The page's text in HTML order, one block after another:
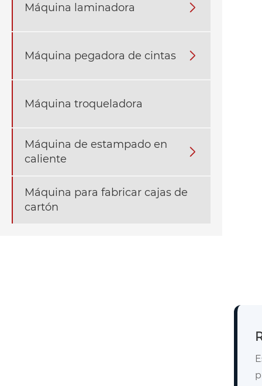
Máquina laminadora 
Máquina pegadora de cintas 
Máquina troqueladora
Máquina de estampado en
caliente

Máquina para fabricar cajas de
cartón